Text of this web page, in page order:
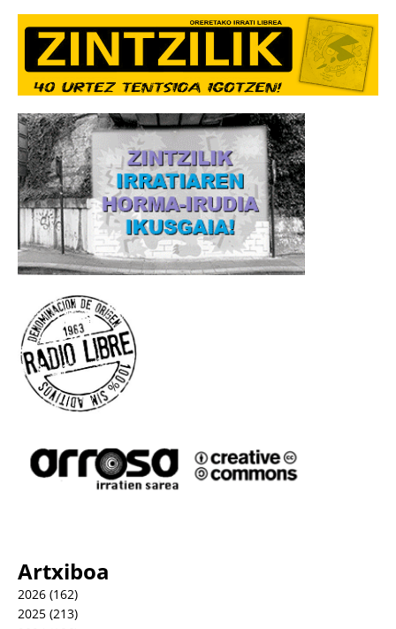
Artxiboa
2026 (162)
2025 (213)